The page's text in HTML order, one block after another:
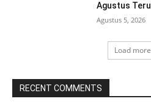
Agustus
Agustus 5, 2026
Load more
RECENT COMMENTS